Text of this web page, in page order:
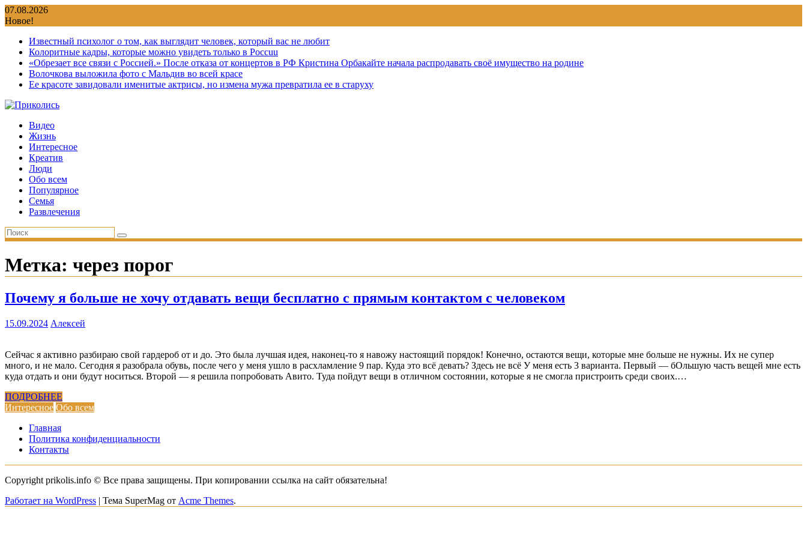
Перейти
к
07.08.2026
Новое!
Известный психолог о том, как выглядит человек, который вас не любит
Колоритные кадры, которые можно увидеть только в Россuu
«Обрезает все связи с Россией.» После отказа от концертов в РФ Кристина Орбакайте начала распродавать своё имущество на родине
Волочкова выложила фото с Мальдив во всей красе
Ее красоте завидовали именитые актрисы, но измена мужа превратила ее в старуху
Видео
Жизнь
Интересное
Креатив
Люди
Обо всем
Популярное
Семья
Развлечения
Метка: через порог
Почему я больше не хочу отдавать вещи бесплатно с прямым контактом с человеком
15.09.2024 Алексей
Сейчас я активно разбираю свой гардероб от и до. Это была лучшая идея, наконец-то я навожу настоящий порядок! Конечно, остаются вещи, которые мне больше не нужны. Их не супер
много, и не мало. Сегодня я разобрала обувь, после чего у меня ушло в расхламление 9 пар. Куда это всё девать? Здесь не всё У меня есть 3 варианта. Первый — бОльшую часть вещей мне есть
куда отдать и они будут носиться. Второй — я решила попробовать Авито. Туда пойдут вещи в отличном состоянии, которые я не смогла пристроить среди своих.…
ПОДРОБНЕЕ
Интересное Обо всем
Главная
Политика конфиденциальности
Контакты
Copyright prikolis.info © Все права защищены. При копировании ссылка на сайт обязательна!
Работает на WordPress | Тема SuperMag от Acme Themes.